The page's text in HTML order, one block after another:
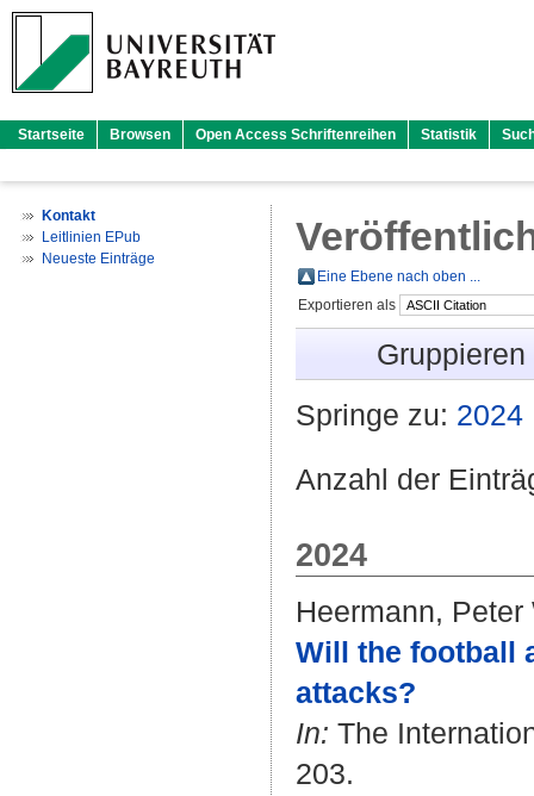
Startseite Browsen Open Access Schriftenreihen Statistik
Kontakt
Leitlinien EPub
Neueste Einträge
Eine Ebene nach oben ...
Exportieren als
Springe zu: 2024
Anzahl der
2024
Heermann, Peter
Will the football
attacks?
In: The
203.